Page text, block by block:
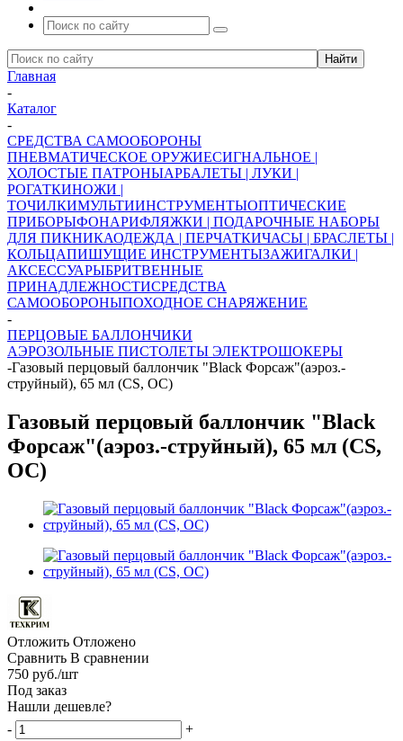
Главная
-
Каталог
-
СРЕДСТВА САМООБОРОНЫ
ПНЕВМАТИЧЕСКОЕ ОРУЖИЕСИГНАЛЬНОЕ |
ХОЛОСТЫЕ ПАТРОНЫАРБАЛЕТЫ | ЛУКИ |
РОГАТКИНОЖИ |
ТОЧИЛКИМУЛЬТИИНСТРУМЕНТЫОПТИЧЕСКИЕ
ПРИБОРЫФОНАРИФЛЯЖКИ | ПОДАРОЧНЫЕ НАБОРЫ
ДЛЯ ПИКНИКАОДЕЖДА | ПЕРЧАТКИЧАСЫ | БРАСЛЕТЫ |
КОЛЬЦАПИШУЩИЕ ИНСТРУМЕНТЫЗАЖИГАЛКИ |
АКСЕССУАРЫБРИТВЕННЫЕ
ПРИНАДЛЕЖНОСТИСРЕДСТВА
САМООБОРОНЫПОХОДНОЕ СНАРЯЖЕНИЕ
-
ПЕРЦОВЫЕ БАЛЛОНЧИКИ
АЭРОЗОЛЬНЫЕ ПИСТОЛЕТЫ ЭЛЕКТРОШОКЕРЫ
-Газовый перцовый баллончик "Black Форсаж"(аэроз.-
струйный), 65 мл (CS, OC)
Газовый перцовый баллончик "Black
Форсаж"(аэроз.-струйный), 65 мл (CS,
OC)
Отложить Отложено
Сравнить В сравнении
750 руб./шт
Под заказ
Нашли дешевле?
-
+